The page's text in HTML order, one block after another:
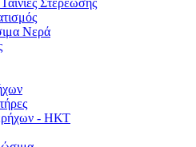
Στερέωσης
Νερά
- ΗΚΤ